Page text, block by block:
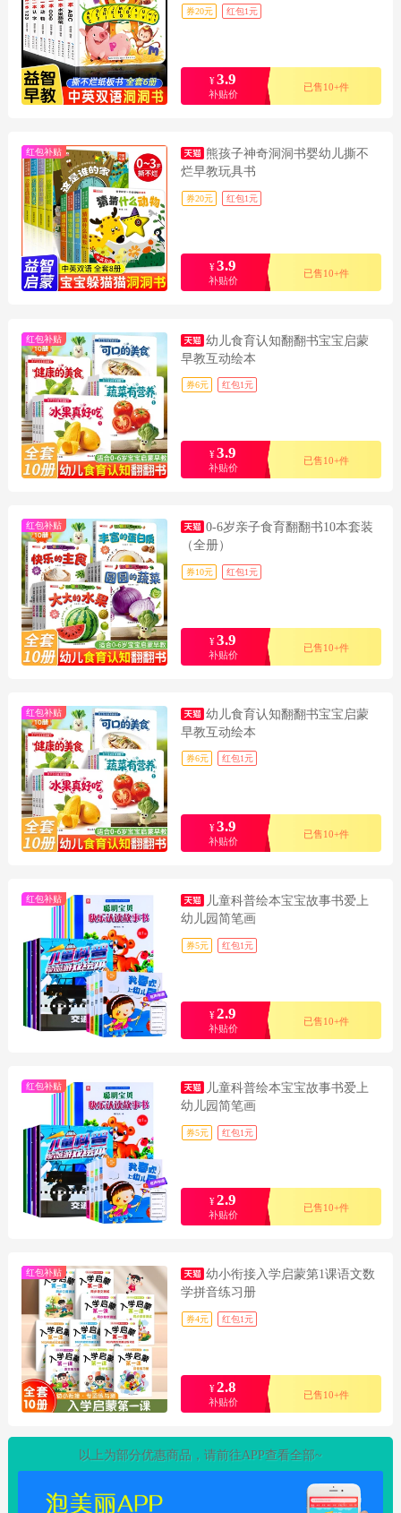
券20元 红包1元
¥3.9
补贴价
已售10+件
红包补贴
熊孩子神奇洞洞书婴幼儿撕不
烂早教玩具书
券20元 红包1元
¥3.9
补贴价
已售10+件
红包补贴
幼儿食育认知翻翻书宝宝启蒙
早教互动绘本
券6元 红包1元
¥3.9
补贴价
已售10+件
红包补贴
0-6岁亲子食育翻翻书10本套装
（全册）
券10元 红包1元
¥3.9
补贴价
已售10+件
红包补贴
幼儿食育认知翻翻书宝宝启蒙
早教互动绘本
券6元 红包1元
¥3.9
补贴价
已售10+件
红包补贴
儿童科普绘本宝宝故事书爱上
幼儿园简笔画
券5元 红包1元
¥2.9
补贴价
已售10+件
红包补贴
儿童科普绘本宝宝故事书爱上
幼儿园简笔画
券5元 红包1元
¥2.9
补贴价
已售10+件
红包补贴
幼小衔接入学启蒙第1课语文数
学拼音练习册
券4元 红包1元
¥2.8
补贴价
已售10+件
以上为部分优惠商品，请前往APP查看全部~